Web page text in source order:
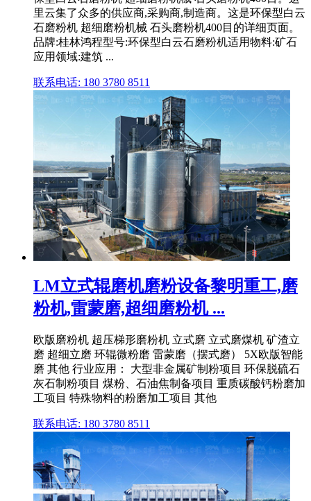
里云集了众多的供应商,采购商,制造商。这是环保型白云
石磨粉机 超细磨粉机械 石头磨粉机400目的详细页面。
品牌:桂林鸿程型号:环保型白云石磨粉机适用物料:矿石
应用领域:建筑 ...
联系电话: 180 3780 8511
LM立式辊磨机磨粉设备黎明重工,磨
粉机,雷蒙磨,超细磨粉机 ...
欧版磨粉机 超压梯形磨粉机 立式磨 立式磨煤机 矿渣立
磨 超细立磨 环辊微粉磨 雷蒙磨（摆式磨） 5X欧版智能
磨 其他 行业应用： 大型非金属矿制粉项目 环保脱硫石
灰石制粉项目 煤粉、石油焦制备项目 重质碳酸钙粉磨加
工项目 特殊物料的粉磨加工项目 其他
联系电话: 180 3780 8511